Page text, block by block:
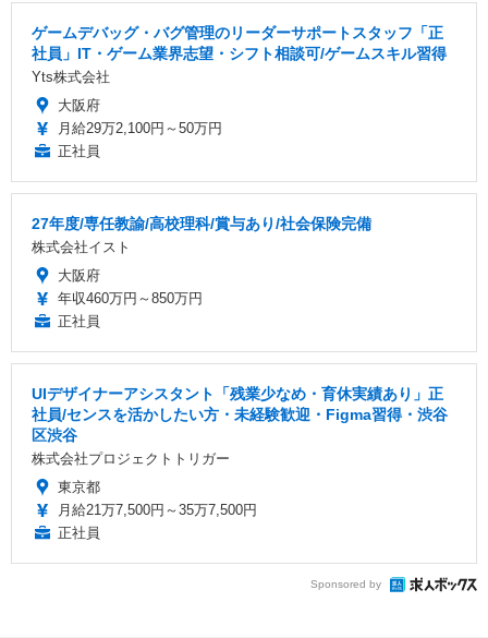
ゲームデバッグ・バグ管理のリーダーサポートスタッフ「正
社員」IT・ゲーム業界志望・シフト相談可/ゲームスキル習得
Yts株式会社
大阪府
月給29万2,100円～50万円
正社員
27年度/専任教諭/高校理科/賞与あり/社会保険完備
株式会社イスト
大阪府
年収460万円～850万円
正社員
UIデザイナーアシスタント「残業少なめ・育休実績あり」正
社員/センスを活かしたい方・未経験歓迎・Figma習得・渋谷
区渋谷
株式会社プロジェクトトリガー
東京都
月給21万7,500円～35万7,500円
正社員
Sponsored by